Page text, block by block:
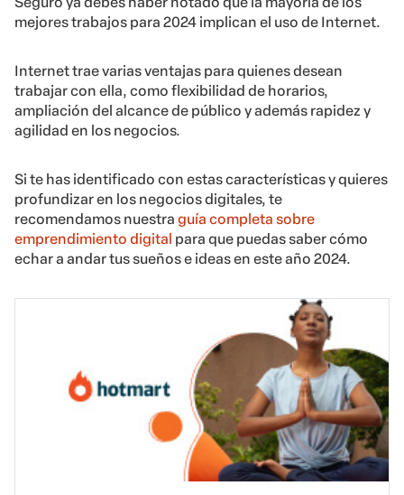
mejores trabajos para 2024 implican el uso de Internet.
Internet trae varias ventajas para quienes desean
trabajar con ella, como flexibilidad de horarios,
ampliación del alcance de público y además rapidez y
agilidad en los negocios.
Si te has identificado con estas características y quieres
profundizar en los negocios digitales, te
recomendamos nuestra guía completa sobre
emprendimiento digital para que puedas saber cómo
echar a andar tus sueños e ideas en este año 2024.